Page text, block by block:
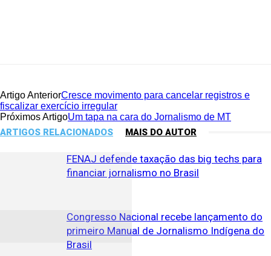
Artigo AnteriorCresce movimento para cancelar registros e
fiscalizar exercício irregular
Próximos ArtigoUm tapa na cara do Jornalismo de MT
ARTIGOS RELACIONADOS MAIS DO AUTOR
FENAJ defende taxação das big techs para
financiar jornalismo no Brasil
Congresso Nacional recebe lançamento do
primeiro Manual de Jornalismo Indígena do
Brasil